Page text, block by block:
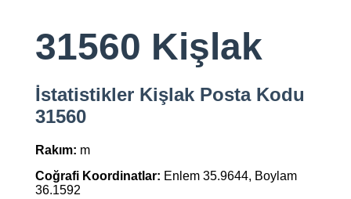
31560 Kişlak
İstatistikler Kişlak Posta Kodu
31560
Rakım: m
Coğrafi Koordinatlar: Enlem 35.9644, Boylam
36.1592